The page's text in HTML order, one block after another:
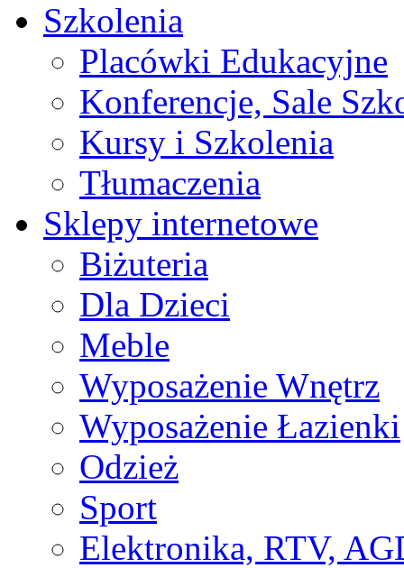
Szkolenia
Placówki Edukacyjne
Konferencje, Sale
Kursy i Szkolenia
Tłumaczenia
Sklepy internetowe
Biżuteria
Dla Dzieci
Meble
Wyposażenie Wnętrz
Wyposażenie Łazienki
Odzież
Sport
Elektronika, RTV,